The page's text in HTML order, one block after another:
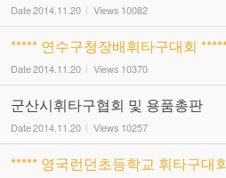
Date2014.11.20 Views 10082
***** 연수구청장배휘타구대회
Date2014.11.20 Views 10370
군산시휘타구협회 및 용품총판
Date2014.11.20 Views 10257
***** 영국런던초등학교 휘타구대